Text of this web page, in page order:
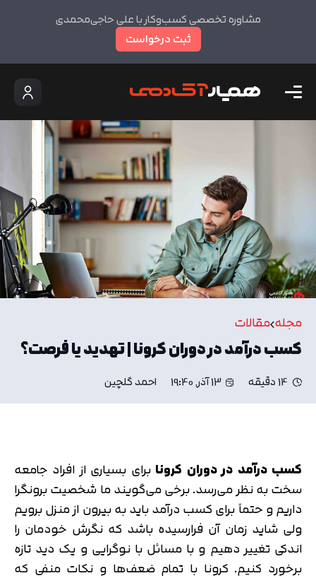
مشاوره تخصصی کسب‌وکار با علی حاجی‌محمدی
ثبت درخواست
مجله مقالات
کسب درآمد در دوران کرونا | تهدید یا فرصت؟
14 دقیقه 13 آذر, 19:40 احمد گلچین
کسب درآمد در دوران کرونا برای بسیاری از افراد جامعه
سخت به نظر می‌رسد. برخی می‌گویند ما شخصیت برونگرا
داریم و حتماً برای کسب درآمد باید به بیرون از منزل برویم
ولی شاید زمان آن فرارسیده باشد که نگرش خودمان را
اندکی تغییر دهیم و با مسائل با نوگرایی و یک دید تازه
برخورد کنیم. کرونا با تمام ضعف‌ها و نکات منفی که